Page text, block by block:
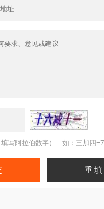
写阿拉伯数字），如：三加四=7